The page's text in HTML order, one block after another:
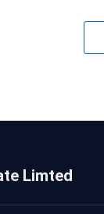
Limted